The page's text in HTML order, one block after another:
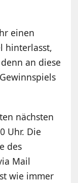
einen
hinterlasst,
an diese
nächsten
Uhr. Die
des
Mail
wie immer